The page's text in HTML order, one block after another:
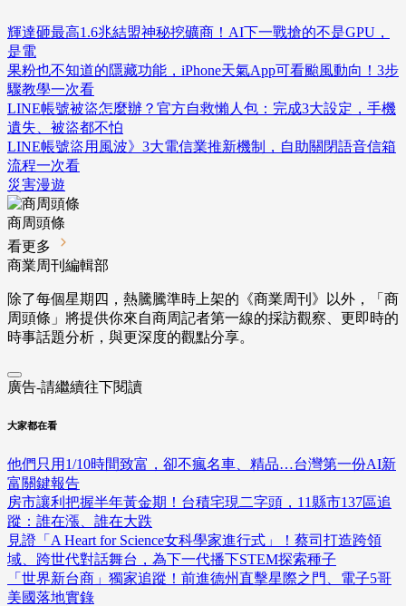
輝達砸最高1.6兆結盟神秘挖礦商！AI下一戰搶的不是GPU，
是電
果粉也不知道的隱藏功能，iPhone天氣App可看颱風動向！3步
驟教學一次看
LINE帳號被盜怎麼辦？官方自救懶人包：完成3大設定，手機
遺失、被盜都不怕
LINE帳號盜用風波》3大電信業推新機制，自助關閉語音信箱
流程一次看
災害漫遊
商周頭條
看更多
商業周刊編輯部
除了每個星期四，熱騰騰準時上架的《商業周刊》以外，「商
周頭條」將提供你來自商周記者第一線的採訪觀察、 更即時的
時事話題分析，與更深度的觀點分享。
廣告-請繼續往下閱讀
大家都在看
他們只用1/10時間致富，卻不瘋名車、精品…台灣第一份AI新
富關鍵報告
房市讓利把握半年黃金期！台積宅現二字頭，11縣市137區追
蹤：誰在漲、誰在大跌
見證「A Heart for Science女科學家進行式」！蔡司打造跨領
域、跨世代對話舞台，為下一代播下STEM探索種子
「世界新台商」獨家追蹤！前進德州直擊星際之門、電子5哥
美國落地實錄